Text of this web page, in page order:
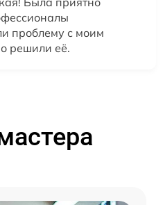
проблему с моим
решили её.